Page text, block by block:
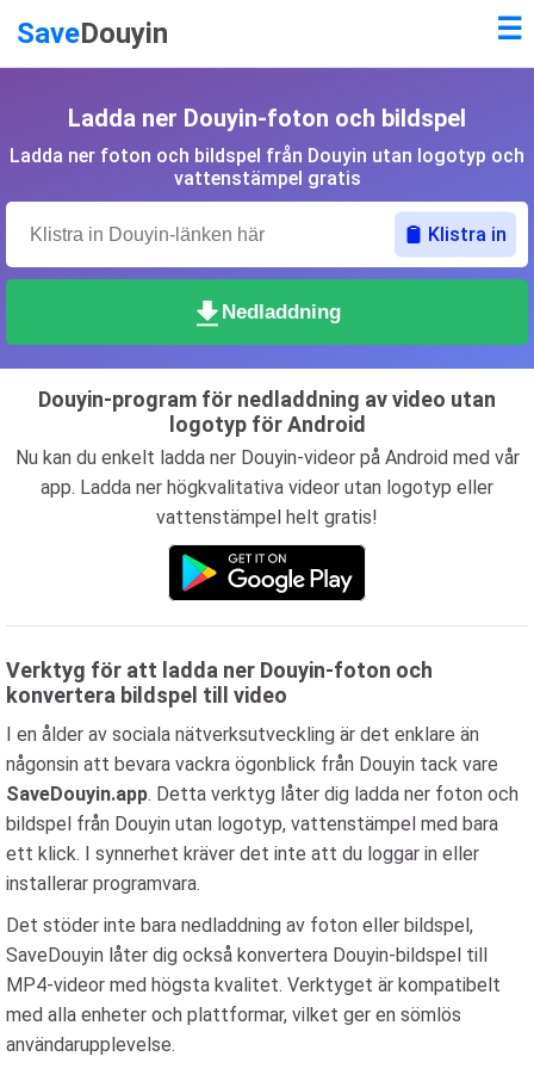
SaveDouyin ☰
Ladda ner Douyin-foton och bildspel
Ladda ner foton och bildspel från Douyin utan logotyp och
vattenstämpel gratis
Klistra in
Nedladdning
Douyin-program för nedladdning av video utan
logotyp för Android
Nu kan du enkelt ladda ner Douyin-videor på Android med vår
app. Ladda ner högkvalitativa videor utan logotyp eller
vattenstämpel helt gratis!
Verktyg för att ladda ner Douyin-foton och
konvertera bildspel till video
I en ålder av sociala nätverksutveckling är det enklare än
någonsin att bevara vackra ögonblick från Douyin tack vare
SaveDouyin.app. Detta verktyg låter dig ladda ner foton och
bildspel från Douyin utan logotyp, vattenstämpel med bara
ett klick. I synnerhet kräver det inte att du loggar in eller
installerar programvara.
Det stöder inte bara nedladdning av foton eller bildspel,
SaveDouyin låter dig också konvertera Douyin-bildspel till
MP4-videor med högsta kvalitet. Verktyget är kompatibelt
med alla enheter och plattformar, vilket ger en sömlös
användarupplevelse.